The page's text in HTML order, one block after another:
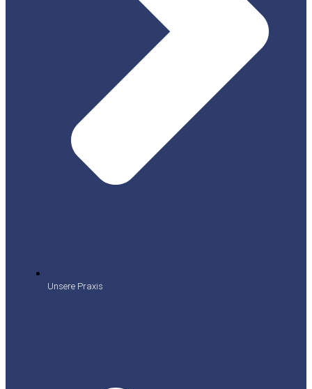
Unsere Praxis